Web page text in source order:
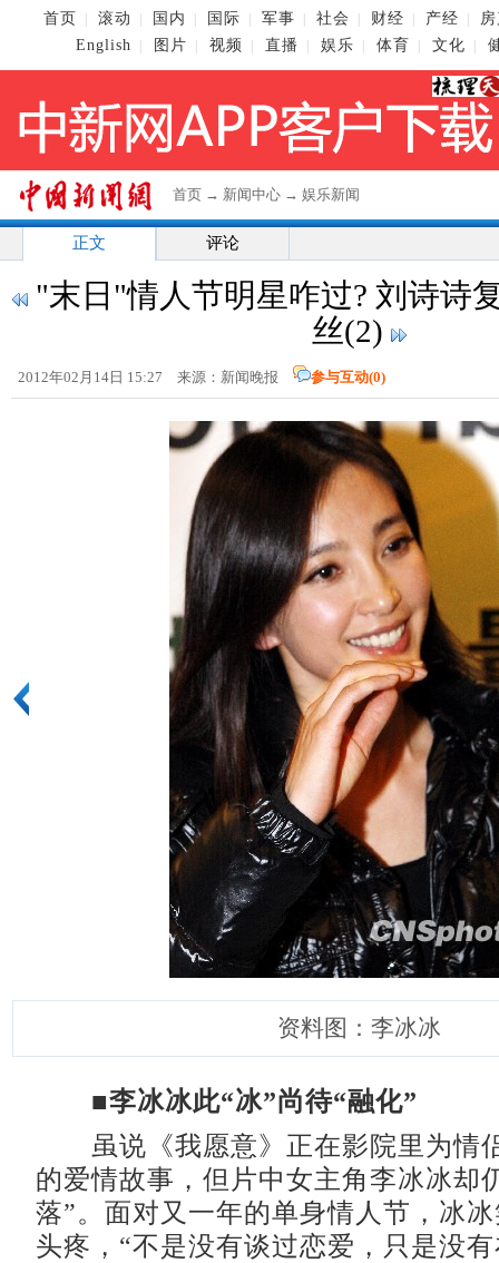
首页 滚动 国内 国际 军事 社会 财经 产经
English
图片 视频 直播 娱乐 体育 文化
首页 → 新闻中心 → 娱乐新闻
正文 评论
"末日"情人节明星咋过? 刘诗诗
丝(2)
2012年02月14日 15:27 来源：新闻晚报 参与互动(0)
资料图：李冰冰
■李冰冰此“冰”尚待“融化”
虽说《我愿意》正在影院里为情
的爱情故事，但片中女主角李冰冰却
落”。面对又一年的单身情人节，冰
头疼，“不是没有谈过恋爱，只是没